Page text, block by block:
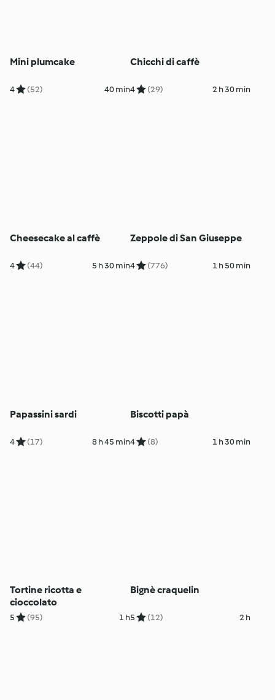
Mini plumcake
4 (52) 40 min
Chicchi di caffè
4 (29) 2 h 30 min
Cheesecake al caffè
4 (44) 5 h 30 min
Zeppole di San Giuseppe
4 (776) 1 h 50 min
Papassini sardi
4 (17) 8 h 45 min
Biscotti papà
4 (8) 1 h 30 min
Tortine ricotta e
cioccolato
5 (95) 1 h
Bignè craquelin
5 (12) 2 h